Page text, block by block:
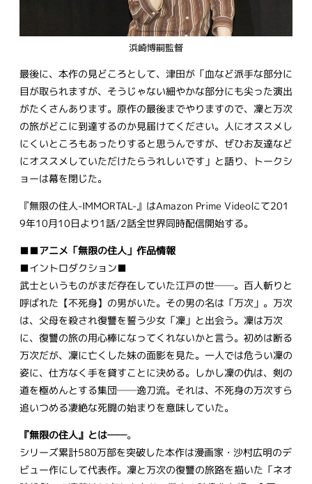
浜崎博嗣監督
最後に、本作の見どころとして、津田が「血など派手な部分に
目が取られますが、そうじゃない細やかな部分にも尖った演出
がたくさんあります。原作の最後までやりますので、凜と万次
の旅がどこに到達するのか見届けてください。人にオススメし
にくいところもあったりすると思うんですが、ぜひお友達など
にオススメしていただけたらうれしいです」と語り、トークシ
ョーは幕を閉じた。
『無限の住人-IMMORTAL-』はAmazon Prime Videoにて201
9年10月10日より1話/2話全世界同時配信開始する。
■■アニメ「無限の住人」作品情報
■イントロダクション■
武士というものがまだ存在していた江戸の世──。百人斬りと
呼ばれた【不死身】の男がいた。その男の名は「万次」。万次
は、父母を殺され復讐を誓う少女「凜」と出会う。凜は万次
に、復讐の旅の用心棒になってくれないかと言う。初めは断る
万次だが、凜に亡くした妹の面影を見た。一人では危うい凜の
姿に、仕方なく手を貸すことに決める。しかし凜の仇は、剣の
道を極めんとする集団──逸刀流。それは、不死身の万次すら
追いつめる凄絶な死闘の始まりを意味していた。
『無限の住人』とは──。
シリーズ累計580万部を突破した本作は漫画家・沙村広明のデ
ビュー作にして代表作。凜と万次の復讐の旅路を描いた「ネオ